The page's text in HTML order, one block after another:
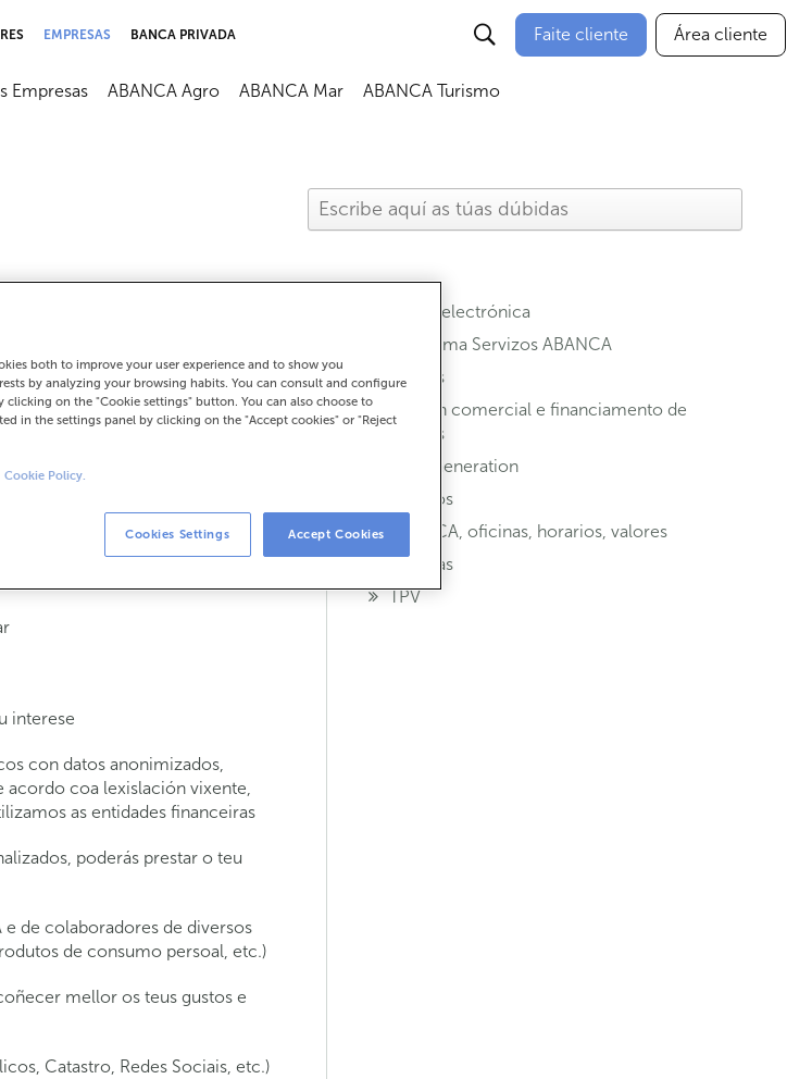
EMPRESAS BANCA PRIVADA Faite cliente Área cliente
Empresas ABANCA Agro ABANCA Mar ABANCA Turismo
datos?
utilizaremos os teus datos
contratados
interese
con datos anonimizados,
acordo coa lexislación vixente,
as entidades financeiras
poderás prestar o teu
de colaboradores de diversos
de consumo persoal, etc.)
mellor os teus gustos e
Catastro, Redes Sociais, etc.)
Banca electrónica
Programa Servizos ABANCA
Contas
Xestión comercial e financiamento de
vendas
Next Generation
Seguros
ABANCA, oficinas, horarios, valores
Tarxetas
TPV
both to improve your user experience and to show you
by analyzing your browsing habits. You can consult and configure
clicking on the "Cookie settings" button. You can also choose to
in the settings panel by clicking on the "Accept cookies" or "Reject
Cookie Policy.
Cookies Settings Accept Cookies